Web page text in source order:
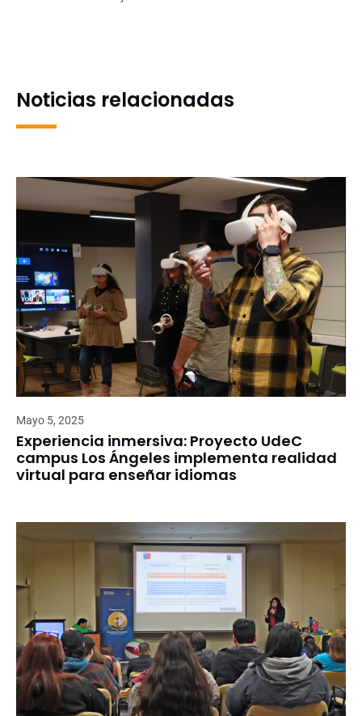
Noticias relacionadas
Mayo 5, 2025
Experiencia inmersiva: Proyecto UdeC
campus Los Ángeles implementa realidad
virtual para enseñar idiomas